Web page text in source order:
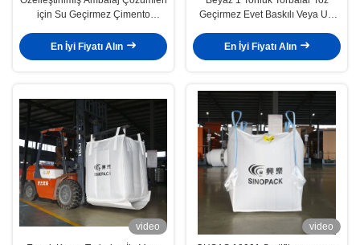
için Su Geçirmez Çimento
En İyi Fiyatı Alın
Geçirmez Evet Baskılı Veya UV
En İyi Fiyatı Alın
video
video